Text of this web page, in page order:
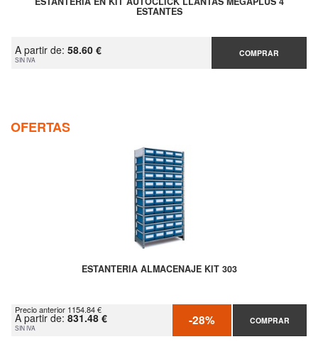
ESTANTES
A partir de: 58.60 €
SIN IVA
COMPRAR
OFERTAS
ESTANTERIA ALMACENAJE KIT 303
Precio anterior 1154.84 €
A partir de: 831.48 €
SIN IVA -28% COMPRAR